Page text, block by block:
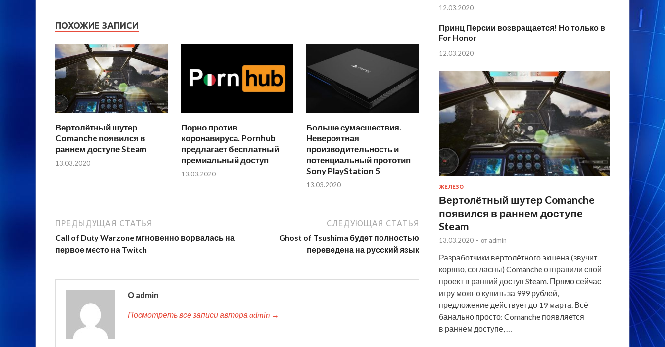
ПОХОЖИЕ ЗАПИСИ
Вертолётный шутер
Comanche появился в
раннем доступе Steam
13.03.2020
Порно против
коронавируса. Pornhub
предлагает бесплатный
премиальный доступ
13.03.2020
Больше сумасшествия.
Невероятная
производительность и
потенциальный прототип
Sony PlayStation 5
13.03.2020
ПРЕДЫДУЩАЯ СТАТЬЯ
Call of Duty Warzone мгновенно ворвалась на
первое место на Twitch
СЛЕДУЮЩАЯ СТАТЬЯ
Ghost of Tsushima будет полностью
переведена на русский язык
О admin
Посмотреть все записи автора admin →
12.03.2020
Принц Персии возвращается! Но только в
For Honor
12.03.2020
ЖЕЛЕЗО
Вертолётный шутер Comanche
появился в раннем доступе
Steam
13.03.2020 - от admin
Разработчики вертолётного экшена (звучит
коряво, согласны) Comanche отправили свой
проект в ранний доступ Steam. Прямо сейчас
игру можно купить за 999 рублей,
предложение действует до 19 марта. Всё
банально просто: Comanche появляется
в раннем доступе, …